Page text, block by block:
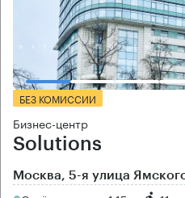
БЕЗ КОМИССИИ
Бизнес-центр
Solutions
Москва, 5-я улица